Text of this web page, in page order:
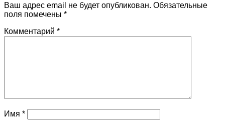
Ваш адрес email не будет опубликован. Обязательные
поля помечены *
Комментарий *
Имя *